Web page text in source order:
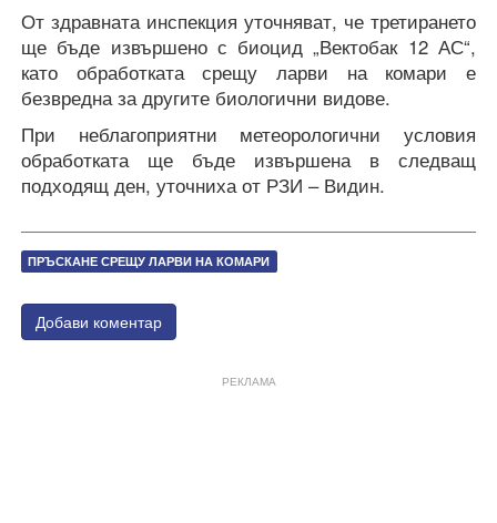
От здравната инспекция уточняват, че третирането
ще бъде извършено с биоцид „Вектобак 12 АС“,
като обработката срещу ларви на комари е
безвредна за другите биологични видове.
При неблагоприятни метеорологични условия
обработката ще бъде извършена в следващ
подходящ ден, уточниха от РЗИ – Видин.
ПРЪСКАНЕ СРЕЩУ ЛАРВИ НА КОМАРИ
Добави коментар
РЕКЛАМА